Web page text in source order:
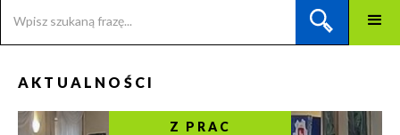
AKTUALNOŚCI
Z PRAC